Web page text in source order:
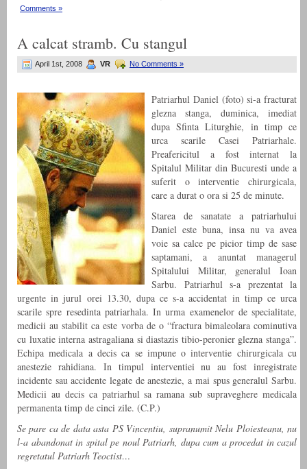
Comments »
A calcat stramb. Cu stangul
April 1st, 2008 VR No Comments »
Patriarhul Daniel (foto) si-a fracturat
glezna stanga, duminica, imediat
dupa Sfinta Liturghie, in timp ce
urca scarile Casei Patriarhale.
Preafericitul a fost internat la
Spitalul Militar din Bucuresti unde a
suferit o interventie chirurgicala,
care a durat o ora si 25 de minute.
Starea de sanatate a patriarhului
Daniel este buna, insa nu va avea
voie sa calce pe picior timp de sase
saptamani, a anuntat managerul
Spitalului Militar, generalul Ioan
Sarbu. Patriarhul s-a prezentat la
urgente in jurul orei 13.30, dupa ce s-a accidentat in timp ce urca
scarile spre resedinta patriarhala. In urma examenelor de specialitate,
medicii au stabilit ca este vorba de o “fractura bimaleolara cominutiva
cu luxatie interna astragaliana si diastazis tibio-peronier glezna stanga”.
Echipa medicala a decis ca se impune o interventie chirurgicala cu
anestezie rahidiana. In timpul interventiei nu au fost inregistrate
incidente sau accidente legate de anestezie, a mai spus generalul Sarbu.
Medicii au decis ca patriarhul sa ramana sub supraveghere medicala
permanenta timp de cinci zile. (C.P.)
Se pare ca de data asta PS Vincentiu, supranumit Nelu Ploiesteanu, nu
l-a abandonat in spital pe noul Patriarh, dupa cum a procedat in cazul
regretatul Patriarh Teoctist…